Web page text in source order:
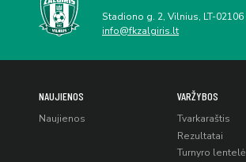
Stadiono g. 2, Vilnius, LT-02106
info@fkzalgiris.lt
NAUJIENOS
Naujienos
VARŽYBOS
Tvarkaraštis
Rezultatai
Turnyro lentelė